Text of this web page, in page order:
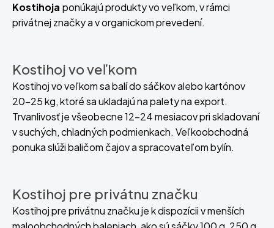
Kostihoja ponúkajú produkty vo veľkom, v rámci
privátnej značky a v organickom prevedení.
Kostihoj vo veľkom
Kostihoj vo veľkom sa balí do sáčkov alebo kartónov
20–25 kg, ktoré sa ukladajú na palety na export.
Trvanlivosť je všeobecne 12–24 mesiacov pri skladovaní
v suchých, chladných podmienkach. Veľkoobchodná
ponuka slúži baličom čajov a spracovateľom bylín.
Kostihoj pre privátnu značku
Kostihoj pre privátnu značku je k dispozícii v menších